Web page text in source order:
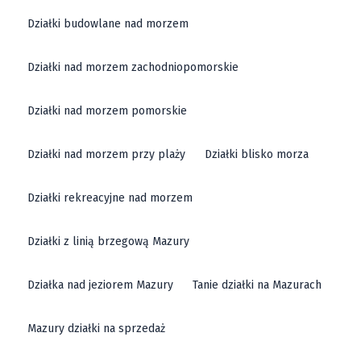
Działki budowlane nad morzem
Działki nad morzem zachodniopomorskie
Działki nad morzem pomorskie
Działki nad morzem przy plaży Działki blisko morza
Działki rekreacyjne nad morzem
Działki z linią brzegową Mazury
Działka nad jeziorem Mazury Tanie działki na Mazurach
Mazury działki na sprzedaż